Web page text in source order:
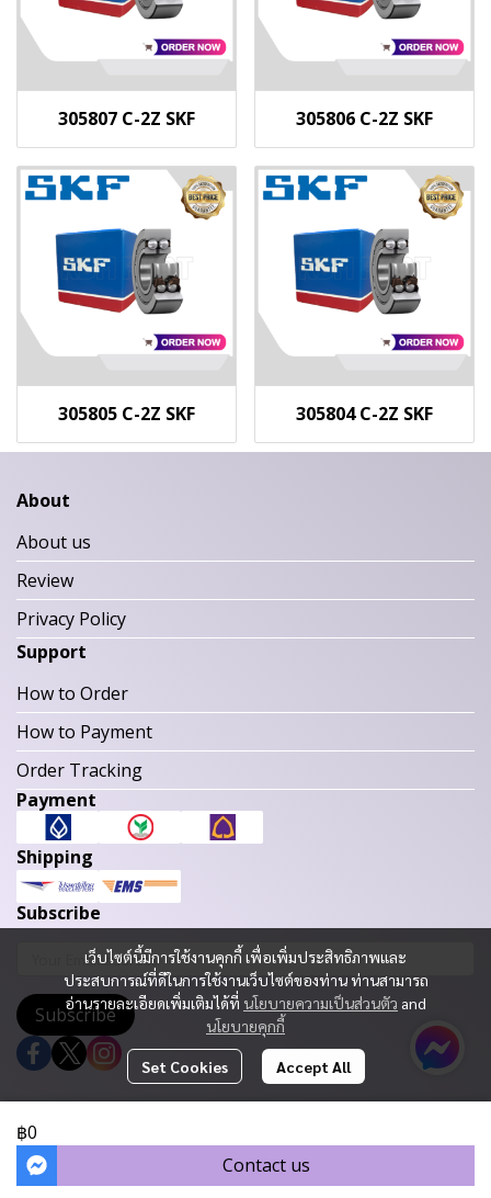
305807 C-2Z SKF 305806 C-2Z SKF
305805 C-2Z SKF 305804 C-2Z SKF
฿0
Contact us
เว็บไซต์นี้มีการใช้งานคุกกี้ เพื่อเพิ่มประสิทธิภาพและ
ประสบการณ์ที่ดีในการใช้งานเว็บไซต์ของท่าน ท่านสามารถ
อ่านรายละเอียดเพิ่มเติมได้ที่ นโยบายความเป็นส่วนตัว and
นโยบายคุกกี้
Set Cookies Accept All
About
About us
Review
Privacy Policy
Support
How to Order
How to Payment
Order Tracking
Payment
Shipping
Subscribe
Subscribe
Today Visitor392
Powered By MakeWebEasy